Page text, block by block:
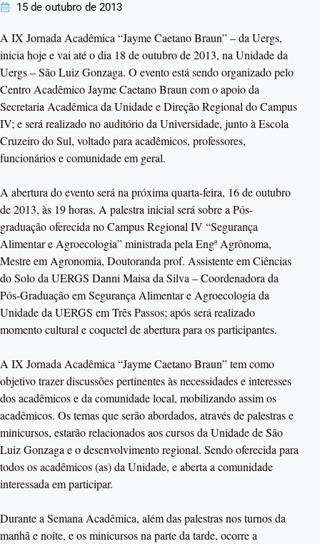
15 de outubro de 2013
A IX Jornada Acadêmica “Jayme Caetano Braun” – da Uergs,
inicia hoje e vai até o dia 18 de outubro de 2013, na Unidade da
Uergs – São Luiz Gonzaga. O evento está sendo organizado pelo
Centro Acadêmico Jayme Caetano Braun com o apoio da
Secretaria Acadêmica da Unidade e Direção Regional do Campus
IV; e será realizado no auditório da Universidade, junto à Escola
Cruzeiro do Sul, voltado para acadêmicos, professores,
funcionários e comunidade em geral.
A abertura do evento será na próxima quarta-feira, 16 de outubro
de 2013, às 19 horas. A palestra inicial será sobre a Pós-
graduação oferecida no Campus Regional IV “Segurança
Alimentar e Agroecologia” ministrada pela Engª Agrônoma,
Mestre em Agronomia, Doutoranda prof. Assistente em Ciências
do Solo da UERGS Danni Maisa da Silva – Coordenadora da
Pós-Graduação em Segurança Alimentar e Agroecologia da
Unidade da UERGS em Três Passos; após será realizado
momento cultural e coquetel de abertura para os participantes.
A IX Jornada Acadêmica “Jayme Caetano Braun” tem como
objetivo trazer discussões pertinentes às necessidades e interesses
dos acadêmicos e da comunidade local, mobilizando assim os
acadêmicos. Os temas que serão abordados, através de palestras e
minicursos, estarão relacionados aos cursos da Unidade de São
Luiz Gonzaga e o desenvolvimento regional. Sendo oferecida para
todos os acadêmicos (as) da Unidade, e aberta a comunidade
interessada em participar.
Durante a Semana Acadêmica, além das palestras nos turnos da
manhã e noite, e os minicursos na parte da tarde, ocorre a